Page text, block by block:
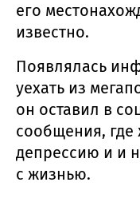
его
известно.
Появлялась
уехать из
он оставил в
сообщения, где
депрессию и и
с жизнью.